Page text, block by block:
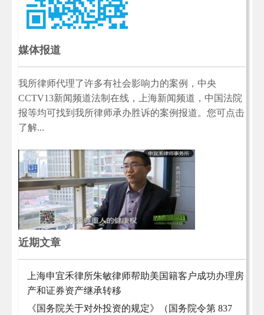
媒体报道
我所律师代理了许多有社会影响力的案例，中央
CCTV13新闻频道法制在线，上海新闻频道，中国法院
报等均可找到我所律师承办胜诉的案例报道。您可点击
了解...
近期文章
上海申宜禾律所朱敏律师帮助美国籍客户成功办理房
产和证券资产继承转移
《国务院关于对外投资的规定》（国务院令第 837